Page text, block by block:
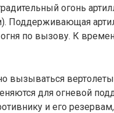
огонь
Поддерживающая
по вызову. К
вызываться
для огневой
и его